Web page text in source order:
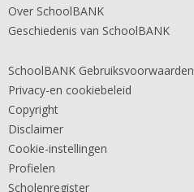
Over SchoolBANK
Geschiedenis van SchoolBANK
SchoolBANK Gebruiksvoorwaarden
Privacy-en cookiebeleid
Copyright
Disclaimer
Cookie-instellingen
Profielen
Scholenregister